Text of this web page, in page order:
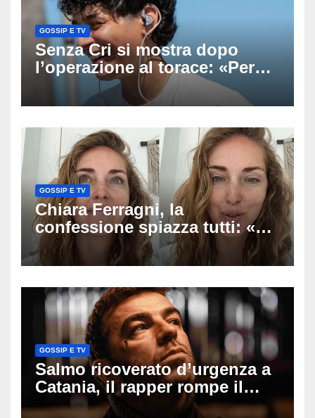
GOSSIP E TV
Senza Cri si mostra dopo
l’operazione al torace: «Per
anni mi sentivo in trappola», il
racconto sul difficile percorso
GOSSIP E TV
Chiara Ferragni, la
confessione spiazza tutti: «Un
mio ex voleva che mi rifacessi
il seno». Poi svela i ritocchi di
GOSSIP E TV
Salmo ricoverato d’urgenza a
Catania, il rapper rompe il
silenzio dopo la notte in